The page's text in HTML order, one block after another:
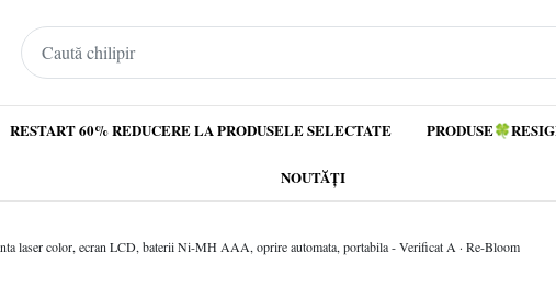
RESTART 60% REDUCERE LA PRODUSELE SELECTATE
NOUTĂȚI
laser color, ecran LCD, baterii Ni-MH AAA, oprire automata, portabila - Verificat A · Re-Bloom